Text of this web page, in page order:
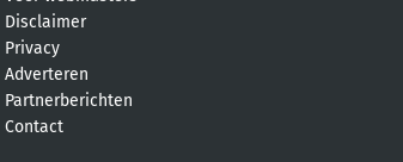
Disclaimer
Privacy
Adverteren
Partnerberichten
Contact